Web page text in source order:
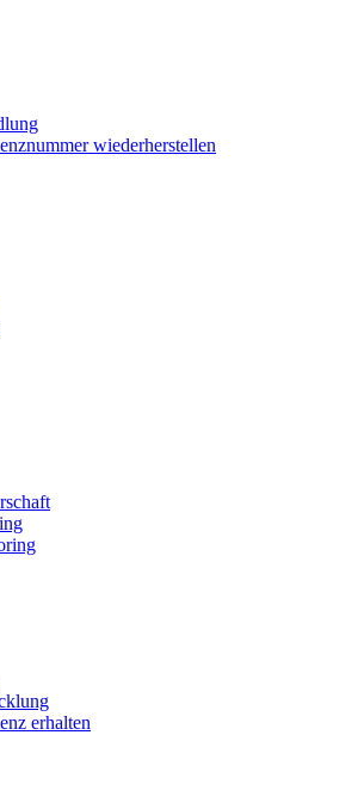
wiederherstellen
erhalten